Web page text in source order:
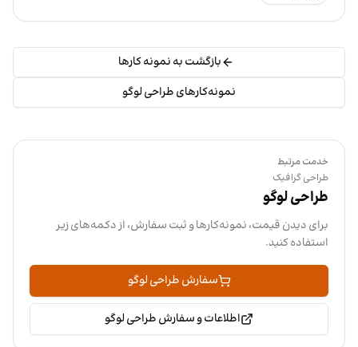
بازگشت به نمونه کارها
نمونه‌کارهای طراحی لوگو
خدمت مرتبط
طراحی گرافیک
طراحی لوگو
برای دیدن قیمت، نمونه‌کارها و ثبت سفارش، از دکمه‌های زیر
استفاده کنید.
سفارش طراحی لوگو
اطلاعات و سفارش طراحی لوگو